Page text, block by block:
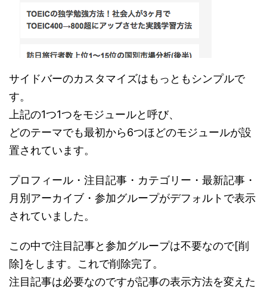
サイドバーのカスタマイズはもっともシンプルで
す。
上記の1つ1つをモジュールと呼び、
どのテーマでも最初から6つほどのモジュールが設
置されています。
プロフィール・注目記事・カテゴリー・最新記事・
月別アーカイブ・参加グループがデフォルトで表示
されていました。
この中で注目記事と参加グループは不要なので[削
除]をします。これで削除完了。
注目記事は必要なのですが記事の表示方法を変えた